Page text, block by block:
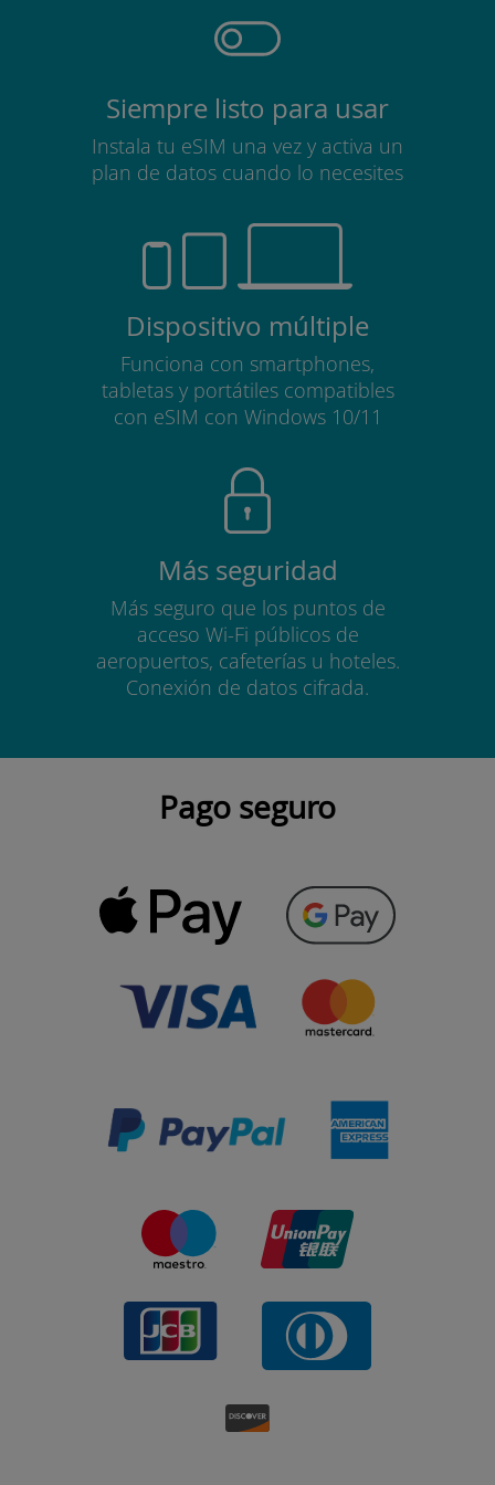
Siempre listo para usar
Instala tu eSIM una vez y activa un
plan de datos cuando lo necesites
Dispositivo múltiple
Funciona con smartphones,
tabletas y portátiles compatibles
con eSIM con Windows 10/11
Más seguridad
Más seguro que los puntos de
acceso Wi-Fi públicos de
aeropuertos, cafeterías u hoteles.
Conexión de datos cifrada.
Pago seguro